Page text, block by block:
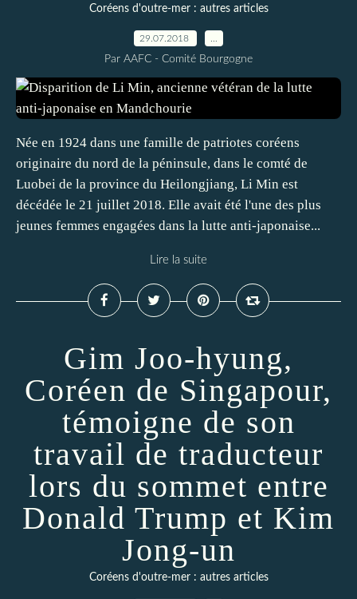
Coréens d'outre-mer : autres articles
29.07.2018
Par AAFC - Comité Bourgogne
Née en 1924 dans une famille de patriotes coréens
originaire du nord de la péninsule, dans le comté de
Luobei de la province du Heilongjiang, Li Min est
décédée le 21 juillet 2018. Elle avait été l'une des plus
jeunes femmes engagées dans la lutte anti-japonaise...
Lire la suite
Gim Joo-hyung,
Coréen de Singapour,
témoigne de son
travail de traducteur
lors du sommet entre
Donald Trump et Kim
Jong-un
Coréens d'outre-mer : autres articles